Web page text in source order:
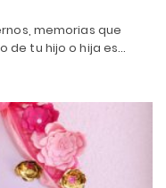
memorias que
de tu hijo o hija es…